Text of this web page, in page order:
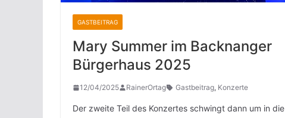
GASTBEITRAG
Mary Summer im Backnanger
Bürgerhaus 2025
12/04/2025 RainerOrtag Gastbeitrag, Konzerte
Der zweite Teil des Konzertes schwingt dann um in die